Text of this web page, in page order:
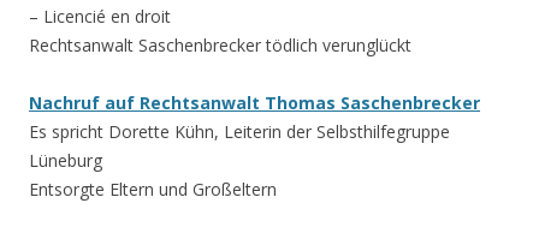
– Licencié en droit
Rechtsanwalt Saschenbrecker tödlich verunglückt
Nachruf auf Rechtsanwalt Thomas Saschenbrecker
Es spricht Dorette Kühn, Leiterin der Selbsthilfegruppe
Lüneburg
Entsorgte Eltern und Großeltern